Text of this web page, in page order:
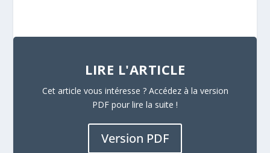
LIRE L'ARTICLE
Cet article vous intéresse ? Accédez à la version
PDF pour lire la suite !
Version PDF